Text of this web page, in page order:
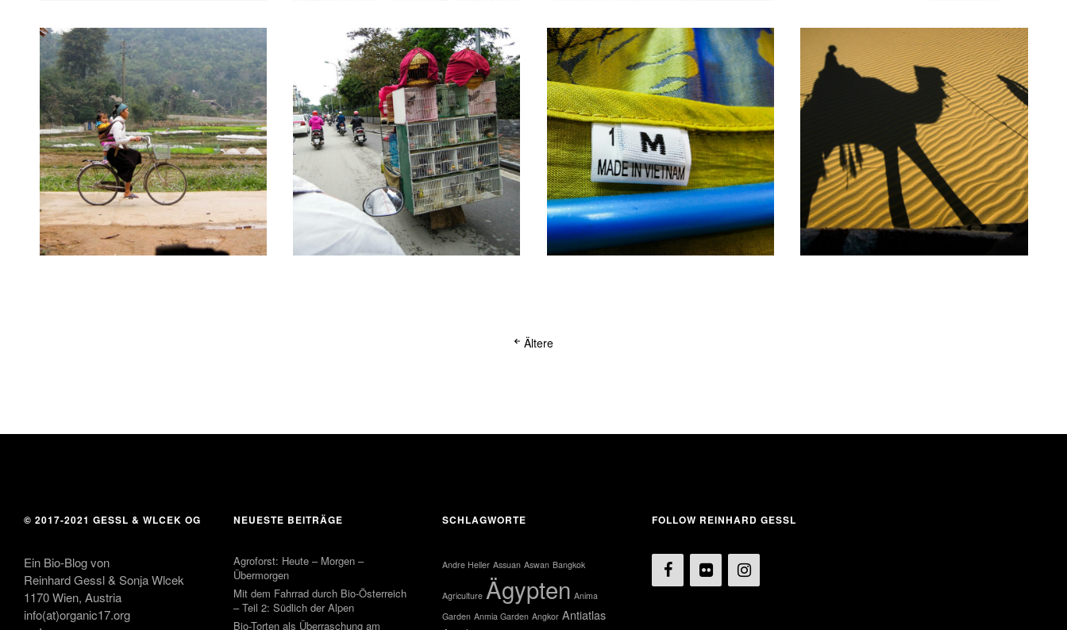
6. Februar 2017 20. Januar 2017
17. Januar 2017
Ältere
© 2017-2021 GESSL & WLCEK OG
Ein Bio-Blog von
Reinhard Gessl & Sonja Wlcek
1170 Wien, Austria
info(at)organic17.org
NEUESTE BEITRÄGE
Agroforst: Heute – Morgen –
Übermorgen
Mit dem Fahrrad durch Bio-Österreich
– Teil 2: Südlich der Alpen
Bio-Torten als Überraschung am
SCHLAGWORTE
Andre Heller Assuan Aswan Bangkok
Agriculture Ägypten Anima
Garden Anmia Garden Angkor Antiatlas
FOLLOW REINHARD GESSL